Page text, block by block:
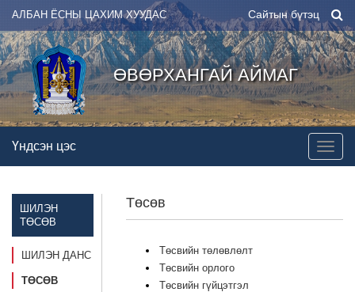
АЛБАН ЁСНЫ ЦАХИМ ХУУДАС Сайтын бүтэц
ӨВӨРХАНГАЙ АЙМАГ
Үндсэн цэс
ШИЛЭН
ТӨСӨВ
ШИЛЭН ДАНС
ТӨСӨВ
Төсөв
Төсвийн төлөвлөлт
Төсвийн орлого
Төсвийн гүйцэтгэл